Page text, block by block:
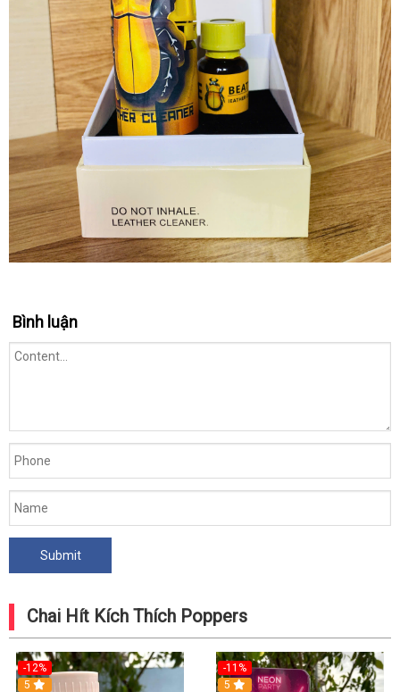
Bình luận
Chai Hít Kích Thích Poppers
-12%
5
-11%
5